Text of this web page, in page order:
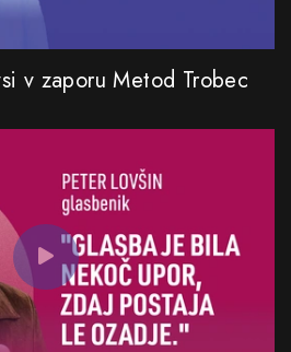
v zaporu Metod Trobec